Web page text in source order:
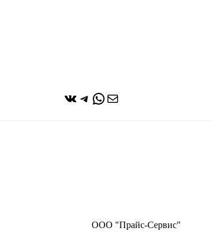
ВКонтакте
Telegram
WhatsApp
Почта
ООО "Прайс-Сервис"